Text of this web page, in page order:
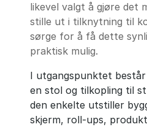
likevel valgt å gjøre det
stille ut i tilknytning til
sørge for å få dette
praktisk mulig.
I utgangspunktet
en stol og tilkopling til
den enkelte utstiller
skjerm, roll-ups,